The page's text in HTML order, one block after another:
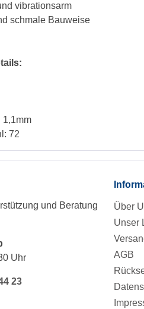
vibrationsarm
schmale Bauweise
1,1mm
72
und Beratung
Uhr
23
Über
Unser
AGB